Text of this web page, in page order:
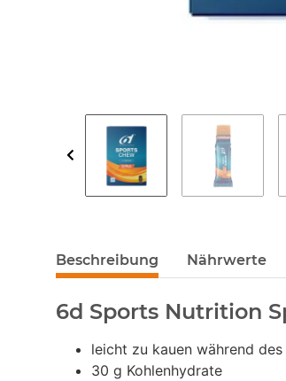
Beschreibung Nährwerte
6d Sports Nutrition
leicht zu kauen während
30 g Kohlenhydrate